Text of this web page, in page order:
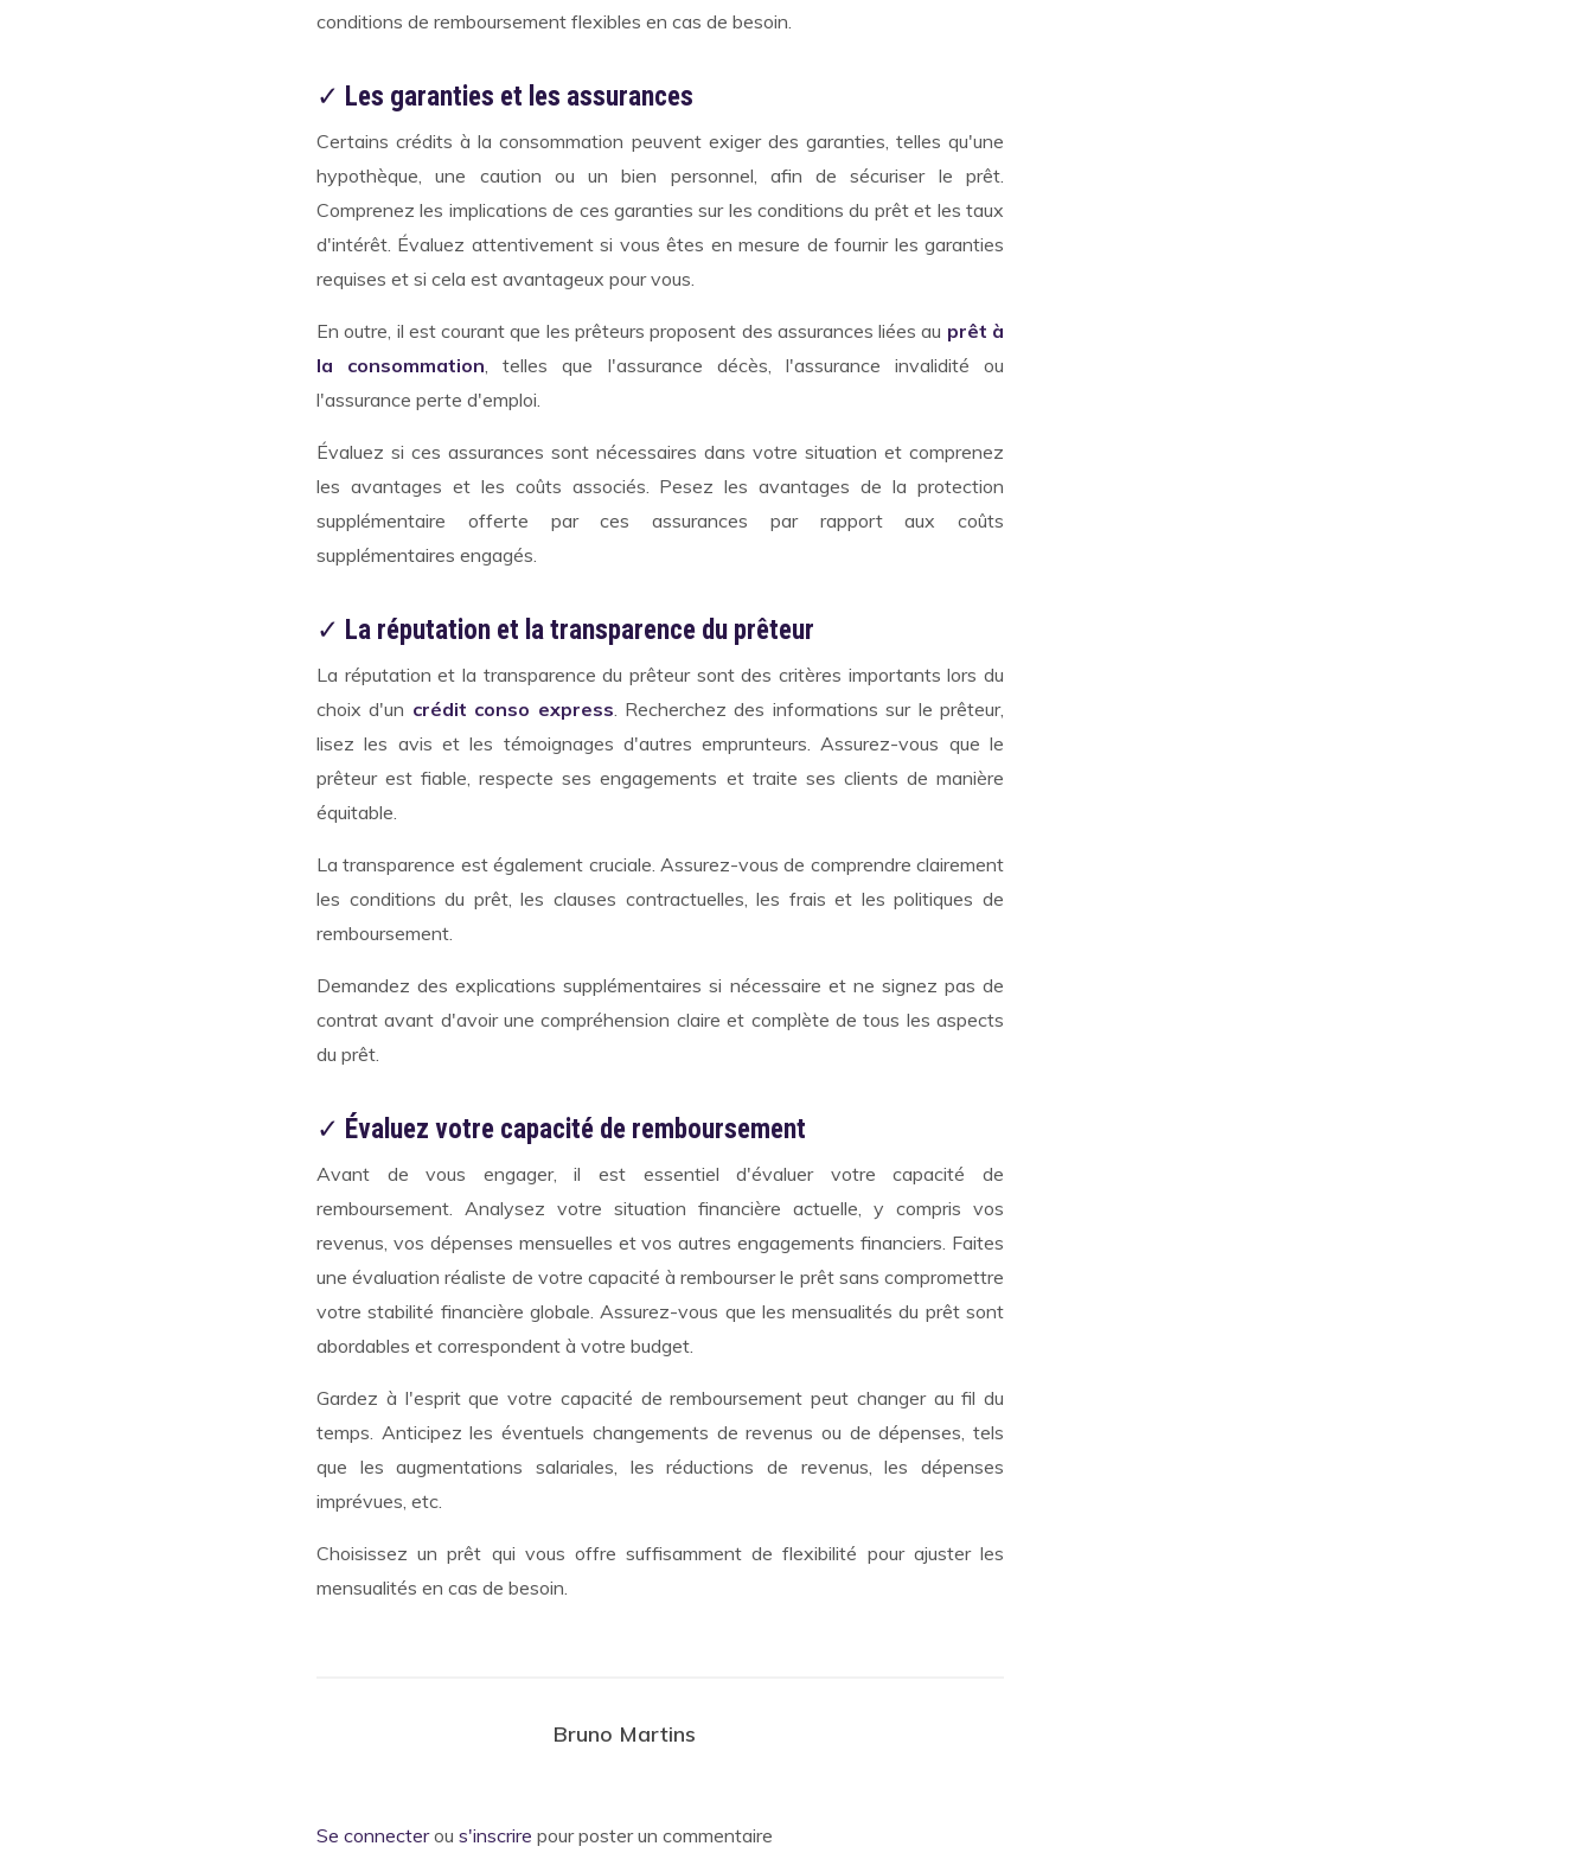
conditions de remboursement flexibles en cas de besoin.
✓ Les garanties et les assurances
Certains crédits à la consommation peuvent exiger des garanties, telles qu'une
hypothèque, une caution ou un bien personnel, afin de sécuriser le prêt.
Comprenez les implications de ces garanties sur les conditions du prêt et les taux
d'intérêt. Évaluez attentivement si vous êtes en mesure de fournir les garanties
requises et si cela est avantageux pour vous.
En outre, il est courant que les prêteurs proposent des assurances liées au prêt à
la consommation , telles que l'assurance décès, l'assurance invalidité ou
l'assurance perte d'emploi.
Évaluez si ces assurances sont nécessaires dans votre situation et comprenez
les avantages et les coûts associés. Pesez les avantages de la protection
supplémentaire offerte par ces assurances par rapport aux coûts
supplémentaires engagés.
✓ La réputation et la transparence du prêteur
La réputation et la transparence du prêteur sont des critères importants lors du
choix d'un crédit conso express . Recherchez des informations sur le prêteur,
lisez les avis et les témoignages d'autres emprunteurs. Assurez-vous que le
prêteur est fiable, respecte ses engagements et traite ses clients de manière
équitable.
La transparence est également cruciale. Assurez-vous de comprendre clairement
les conditions du prêt, les clauses contractuelles, les frais et les politiques de
remboursement.
Demandez des explications supplémentaires si nécessaire et ne signez pas de
contrat avant d'avoir une compréhension claire et complète de tous les aspects
du prêt.
✓ Évaluez votre capacité de remboursement
Avant de vous engager, il est essentiel d'évaluer votre capacité de
remboursement. Analysez votre situation financière actuelle, y compris vos
revenus, vos dépenses mensuelles et vos autres engagements financiers. Faites
une évaluation réaliste de votre capacité à rembourser le prêt sans compromettre
votre stabilité financière globale. Assurez-vous que les mensualités du prêt sont
abordables et correspondent à votre budget.
Gardez à l'esprit que votre capacité de remboursement peut changer au fil du
temps. Anticipez les éventuels changements de revenus ou de dépenses, tels
que les augmentations salariales, les réductions de revenus, les dépenses
imprévues, etc.
Choisissez un prêt qui vous offre suffisamment de flexibilité pour ajuster les
mensualités en cas de besoin.
Bruno Martins
Se connecterou s'inscrire pour poster un commentaire